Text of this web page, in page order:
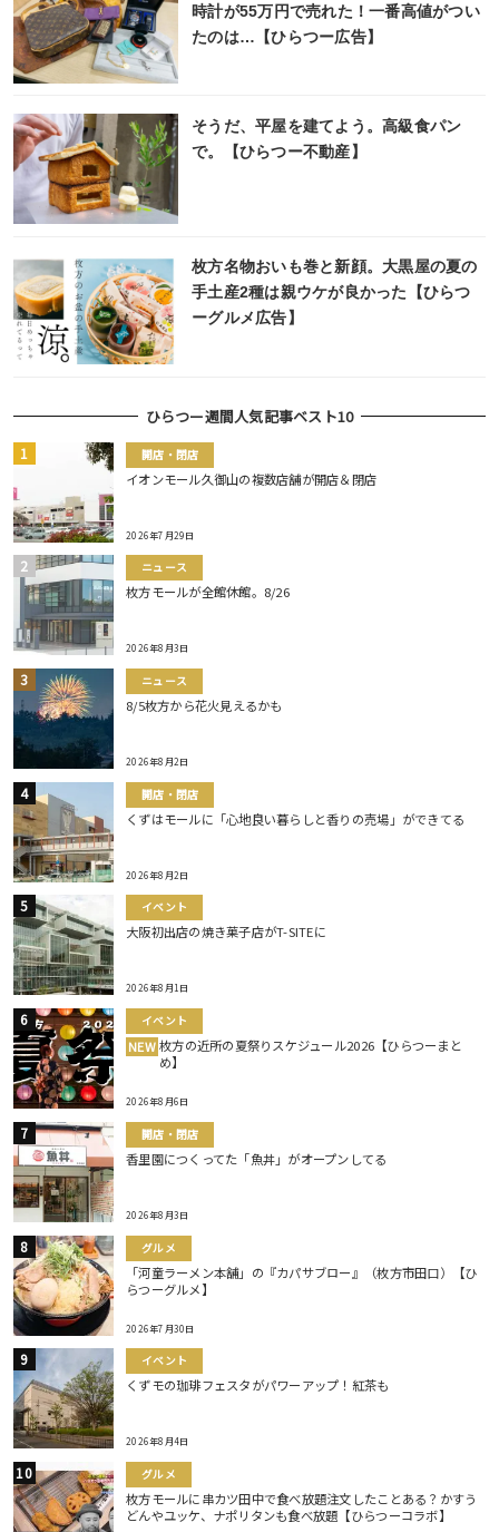
時計が55万円で売れた！一番高値がつい
たのは…【ひらつー広告】
そうだ、平屋を建てよう。高級食パン
で。【ひらつー不動産】
枚方名物おいも巻と新顔。大黒屋の夏の
手土産2種は親ウケが良かった【ひらつ
ーグルメ広告】
ひらつー週間人気記事ベスト10
開店・閉店
イオンモール久御山の複数店舗が開店＆閉店
2026年7月29日
ニュース
枚方モールが全館休館。8/26
2026年8月3日
ニュース
8/5枚方から花火見えるかも
2026年8月2日
開店・閉店
くずはモールに「心地良い暮らしと香りの売場」ができてる
2026年8月2日
イベント
大阪初出店の焼き菓子店がT-SITEに
2026年8月1日
イベント
NEW 枚方の近所の夏祭りスケジュール2026【ひらつーまと
め】
2026年8月6日
開店・閉店
香里園につくってた「魚丼」がオープンしてる
2026年8月3日
グルメ
「河童ラーメン本舗」の『カパサブロー』（枚方市田口）【ひ
らつーグルメ】
2026年7月30日
イベント
くずモの珈琲フェスタがパワーアップ！紅茶も
2026年8月4日
グルメ
枚方モールに串カツ田中で食べ放題注文したことある？かすう
どんやユッケ、ナポリタンも食べ放題【ひらつーコラボ】